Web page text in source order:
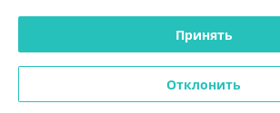
Полная версия сайта
Политика обработки cookies
Принять
Отклонить